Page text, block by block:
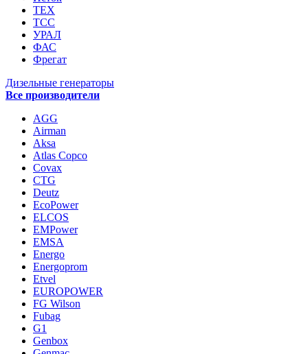
ТЕХ
ТСС
УРАЛ
ФАС
Фрегат
Дизельные генераторы
Все производители
AGG
Airman
Aksa
Atlas Copco
Covax
CTG
Deutz
EcoPower
ELCOS
EMPower
EMSA
Energo
Energoprom
Etvel
EUROPOWER
FG Wilson
Fubag
G1
Genbox